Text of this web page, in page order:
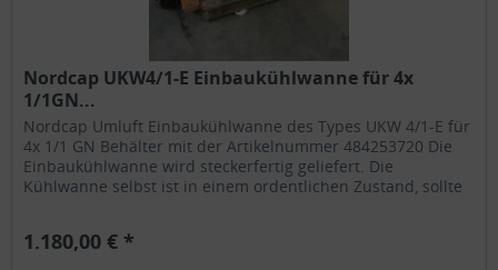
Nordcap UKW4/1-E Einbaukühlwanne für 4x
1/1GN...
Nordcap Umluft Einbaukühlwanne des Types UKW 4/1-E für
4x 1/1 GN Behälter mit der Artikelnummer 484253720 Die
Einbaukühlwanne wird steckerfertig geliefert. Die
Kühlwanne selbst ist in einem ordentlichen Zustand, sollte
1.180,00 € *